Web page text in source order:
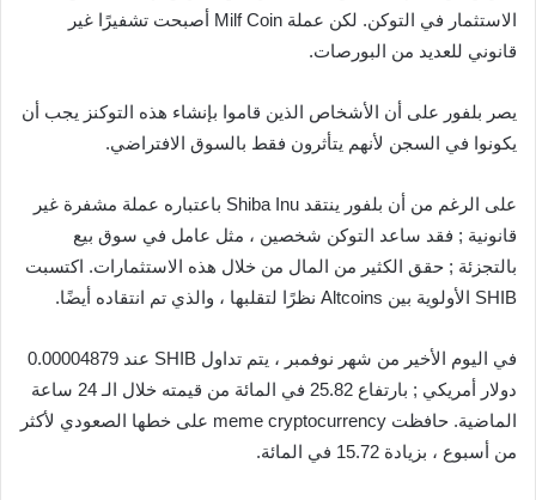
الاستثمار في التوكن. لكن عملة Milf Coin أصبحت تشفيرًا غير
قانوني للعديد من البورصات.
يصر بلفور على أن الأشخاص الذين قاموا بإنشاء هذه التوكنز يجب أن
يكونوا في السجن لأنهم يتأثرون فقط بالسوق الافتراضي.
على الرغم من أن بلفور ينتقد Shiba Inu باعتباره عملة مشفرة غير
قانونية ; فقد ساعد التوكن شخصين ، مثل عامل في سوق بيع
بالتجزئة ; حقق الكثير من المال من خلال هذه الاستثمارات. اكتسبت
SHIB الأولوية بين Altcoins نظرًا لتقلبها ، والذي تم انتقاده أيضًا.
في اليوم الأخير من شهر نوفمبر ، يتم تداول SHIB عند 0.00004879
دولار أمريكي ; بارتفاع 25.82 في المائة من قيمته خلال الـ 24 ساعة
الماضية. حافظت meme cryptocurrency على خطها الصعودي لأكثر
من أسبوع ، بزيادة 15.72 في المائة.